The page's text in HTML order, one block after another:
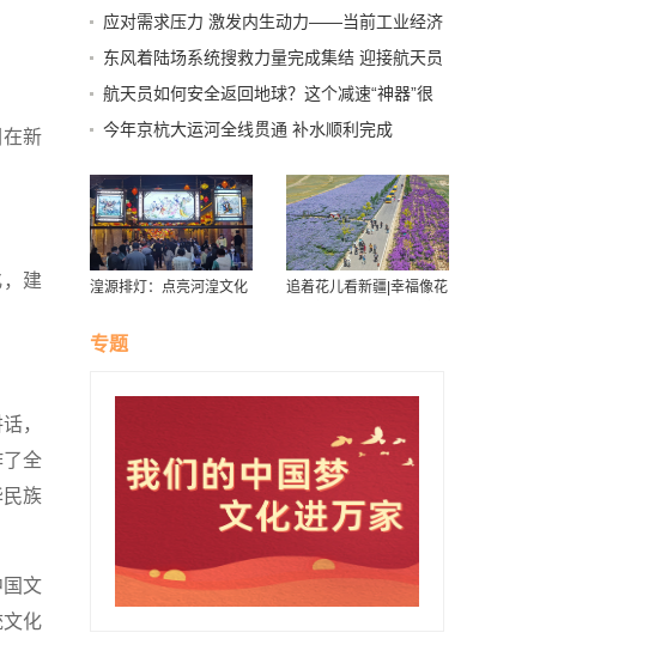
新
建
，
全
族
文
化
应对需求压力 激发内生动力——当前工业经济
走势观察
东风着陆场系统搜救力量完成集结 迎接航天员
回家
航天员如何安全返回地球？这个减速“神器”很
关键
今年京杭大运河全线贯通 补水顺利完成
湟源排灯：点亮河湟文化
追着花儿看新疆|幸福像花
专题